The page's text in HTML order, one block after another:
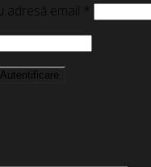
adresă email *
Autentificare